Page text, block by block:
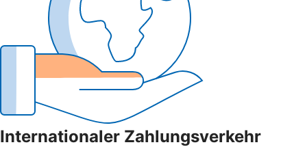
Internationaler Zahlungsverkehr